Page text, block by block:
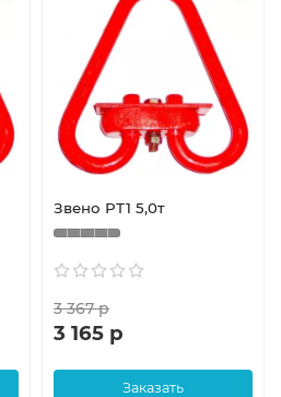
Звено РТ1 5,0т
3 367 р
3 165 р
Заказать